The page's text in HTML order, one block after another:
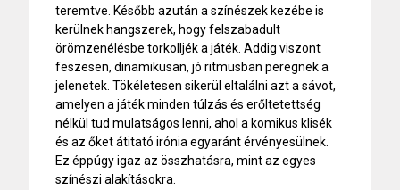
teremtve. Később azután a színészek kezébe is
kerülnek hangszerek, hogy felszabadult
örömzenélésbe torkolljék a játék. Addig viszont
feszesen, dinamikusan, jó ritmusban peregnek a
jelenetek. Tökéletesen sikerül eltalálni azt a sávot,
amelyen a játék minden túlzás és erőltetettség
nélkül tud mulatságos lenni, ahol a komikus klisék
és az őket átitató irónia egyaránt érvényesülnek.
Ez éppúgy igaz az összhatásra, mint az egyes
színészi alakításokra.